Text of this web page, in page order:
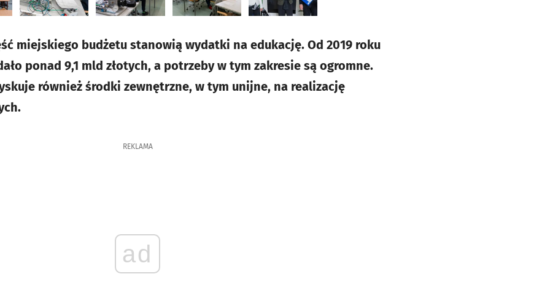
miejskiego budżetu stanowią wydatki na edukację. Od 2019 roku
ponad 9,1 mld złotych, a potrzeby w tym zakresie są ogromne.
również środki zewnętrzne, w tym unijne, na realizację
REKLAMA
ad